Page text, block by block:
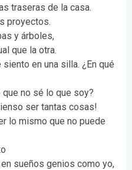
traseras de la casa.
proyectos.
y árboles,
que la otra.
en una silla. ¿En qué
no sé lo que soy?
ser tantas cosas!
lo mismo que no puede
sueños genios como yo,